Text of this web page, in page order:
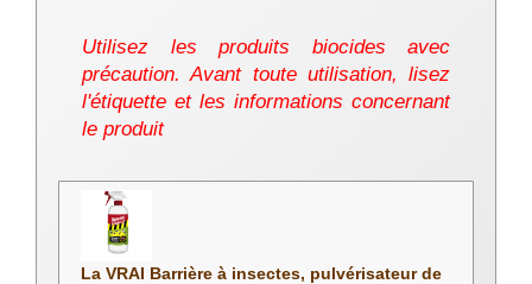
Utilisez les produits biocides avec
précaution. Avant toute utilisation, lisez
l'étiquette et les informations concernant
le produit
La VRAI Barrière à insectes, pulvérisateur de